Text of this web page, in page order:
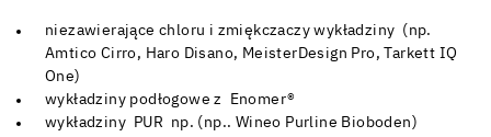
niezawierające chloru i zmiękczaczy wykładziny (np.
Amtico Cirro, Haro Disano, MeisterDesign Pro, Tarkett IQ
One)
wykładziny podłogowe z Enomer®
wykładziny PUR np. (np.. Wineo Purline Bioboden)